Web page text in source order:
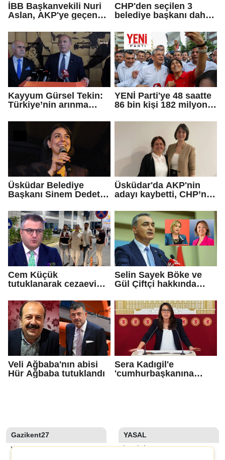
İBB Başkanvekili Nuri
Aslan, AKP'ye geçen
iddialarına yanıt verdi
CHP'den seçilen 3
belediye başkanı daha
Kayyum Gürsel Tekin:
Türkiye’nin arınma
geldiniz...
YENİ Parti'ye 48 saatte
86 bin kişi 182 milyon
Üsküdar Belediye
Başkanı Sinem Dedetaş
Üsküdar'da AKP'nin
adayı kaybetti, CHP’nin
Çetinkaya Başkan
Vekili seçildi
Cem Küçük
tutuklanarak cezaevine
Selin Sayek Böke ve
Gül Çiftçi hakkında
başlatılacak
Veli Ağbaba'nın abisi
Hür Ağbaba tutuklandı
Sera Kadıgil'e
'cumhurbaşkanına
Gazikent27
YAZARLAR
YASAL
İLETIŞIM